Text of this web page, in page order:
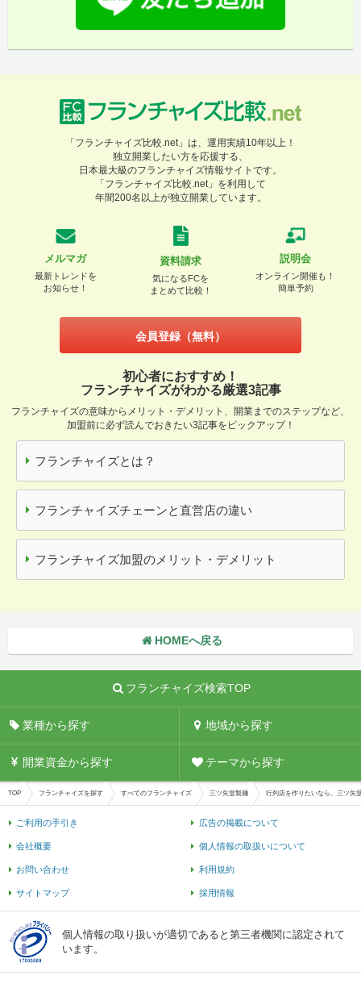
「フランチャイズ比較.net」は、運用実績10年以上！
独立開業したい方を応援する、
日本最大級のフランチャイズ情報サイトです。
「フランチャイズ比較.net」を利用して
年間200名以上が独立開業しています。
メルマガ
最新トレンドを
お知らせ！
資料請求
気になるFCを
まとめて比較！
説明会
オンライン開催も！
簡単予約
会員登録（無料）
初心者におすすめ！
フランチャイズがわかる厳選3記事
フランチャイズの意味からメリット・デメリット、開業までのステップなど、
加盟前に必ず読んでおきたい3記事をピックアップ！
フランチャイズとは？
フランチャイズチェーンと直営店の違い
フランチャイズ加盟のメリット・デメリット
HOMEへ戻る
フランチャイズ検索TOP
業種から探す 地域から探す
開業資金から探す テーマから探す
TOP フランチャイズを探す すべてのフランチャイズ 三ツ矢堂製麺 行列店を作りたいなら、三ツ矢
ご利用の手引き 広告の掲載について
会社概要 個人情報の取扱いについて
お問い合わせ 利用規約
サイトマップ 採用情報
個人情報の取り扱いが適切であると第三者機関に認定されて
います。